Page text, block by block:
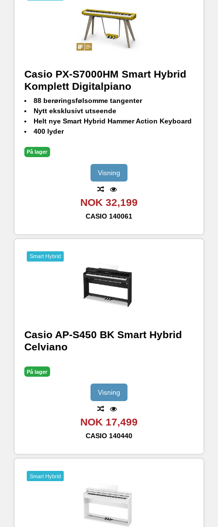
Casio PX-S7000HM Smart Hybrid
Komplett Digitalpiano
88 berøringsfølsomme tangenter
Nytt eksklusivt utseende
Helt nye Smart Hybrid Hammer Action Keyboard
400 lyder
Flerdimensjonal Morphing Air-lydkilde
Bluetooth® Audio kompatibel med WUBT10 (inkludert)
På lager
Visning
NOK 32,199
CASIO 140061
Smart Hybrid
Casio AP-S450 BK Smart Hybrid
Celviano
På lager
Visning
NOK 17,499
CASIO 140440
Smart Hybrid